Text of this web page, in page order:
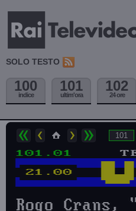
SOLO TESTO
100
indice
101
ultim'ora
102
24 ore